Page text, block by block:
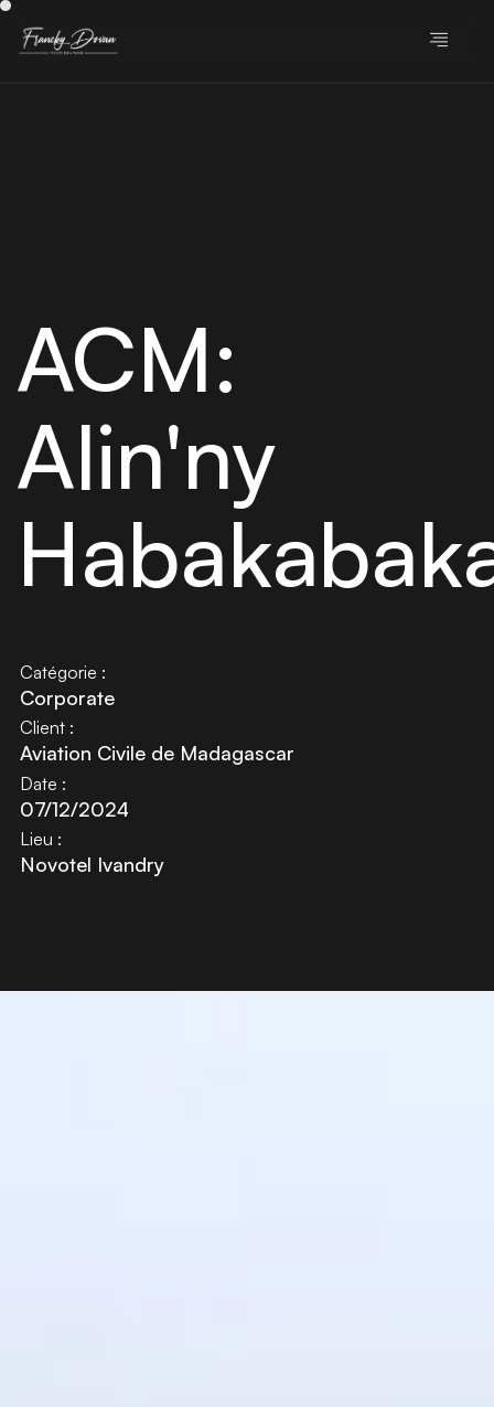
ACM:
Alin'ny
Catégorie :
Corporate
Client :
Aviation Civile de Madagascar
Date :
07/12/2024
Lieu :
Novotel Ivandry